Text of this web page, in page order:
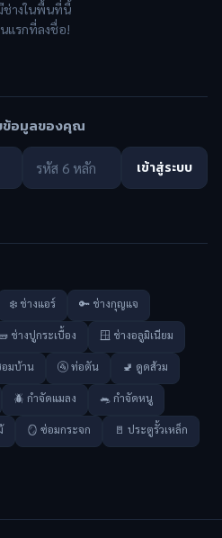
ช่างในพื้นที่นี้
แรกที่ลงชื่อ!
ข้อมูลของคุณ
เข้าสู่ระบบ
❄️ ช่างแอร์ 🔑 ช่างกุญแจ
ช่างปูกระเบื้อง 🪟 ช่างอลูมิเนียม
มบ้าน 🚰 ท่อตัน 🚽 ดูดส้วม
🪲 กำจัดแมลง 🐀 กำจัดหนู
🪞 ซ่อมกระจก 🚪 ประตูรั้วเหล็ก